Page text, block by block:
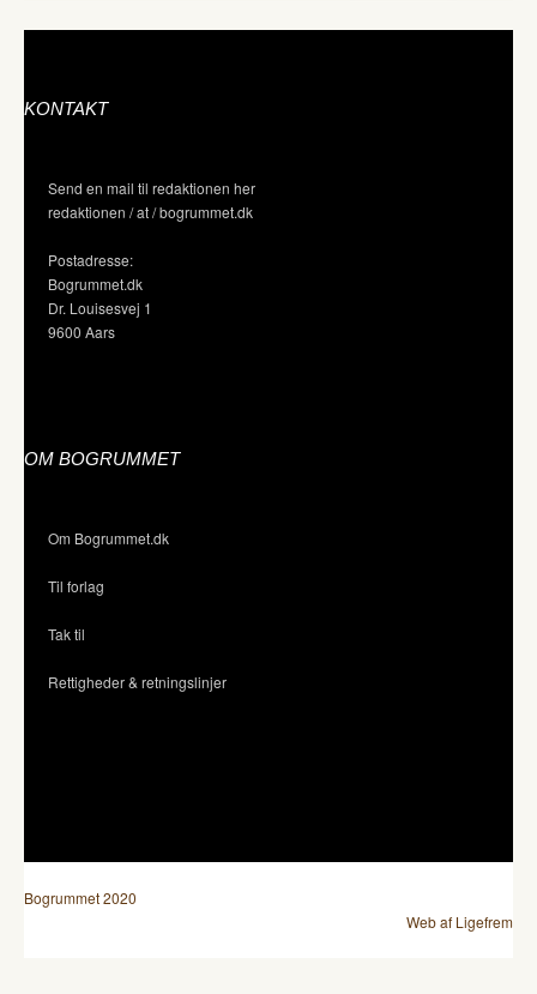
KONTAKT
Send en mail til redaktionen her
redaktionen / at / bogrummet.dk
Postadresse:
Bogrummet.dk
Dr. Louisesvej 1
9600 Aars
OM BOGRUMMET
Om Bogrummet.dk
Til forlag
Tak til
Rettigheder & retningslinjer
Bogrummet 2020
Web af Ligefrem